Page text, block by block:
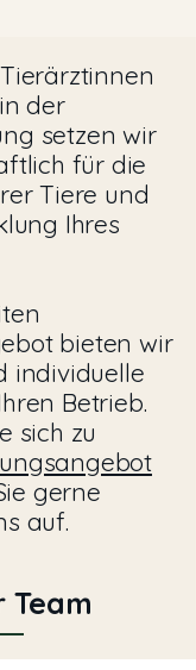
der
setzen wir
für die
Tiere und
Ihres
bieten wir
individuelle
Betrieb.
sich zu
gerne
auf.
Team